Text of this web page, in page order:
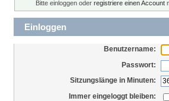
Bitte einloggen oder registriere einen Account
Einloggen
Benutzername:
Passwort:
Sitzungslänge in Minuten:
Immer eingeloggt bleiben: